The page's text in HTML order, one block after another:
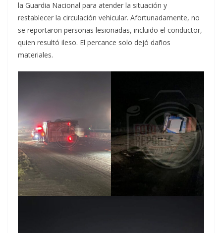
la Guardia Nacional para atender la situación y
restablecer la circulación vehicular. Afortunadamente, no
se reportaron personas lesionadas, incluido el conductor,
quien resultó ileso. El percance solo dejó daños
materiales.